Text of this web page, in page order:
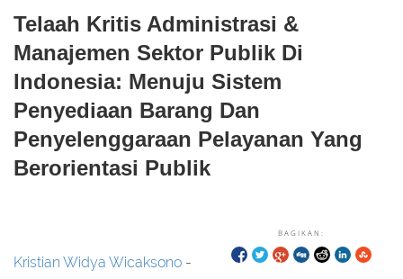
Telaah Kritis Administrasi &
Manajemen Sektor Publik Di
Indonesia: Menuju Sistem
Penyediaan Barang Dan
Penyelenggaraan Pelayanan Yang
Berorientasi Publik
BAGIKAN:
Kristian Widya Wicaksono -